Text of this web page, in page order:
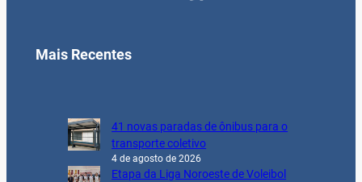
Mais Recentes
41 novas paradas de ônibus para o
transporte coletivo
4 de agosto de 2026
Etapa da Liga Noroeste de Voleibol